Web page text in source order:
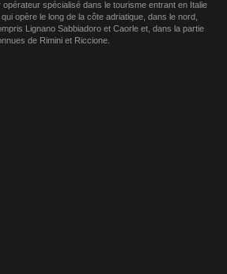
spécialisé dans le tourisme entrant en Italie
opère le long de la côte adriatique, dans le nord,
Lignano Sabbiadoro et Caorle et, dans la partie
de Rimini et Riccione.